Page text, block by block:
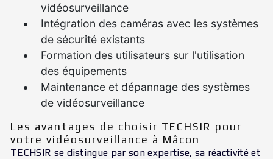
vidéosurveillance
Intégration des caméras avec les systèmes
de sécurité existants
Formation des utilisateurs sur l'utilisation
des équipements
Maintenance et dépannage des systèmes
de vidéosurveillance
Les avantages de choisir TECHSIR pour
votre vidéosurveillance à Mâcon
TECHSIR se distingue par son expertise, sa réactivité et